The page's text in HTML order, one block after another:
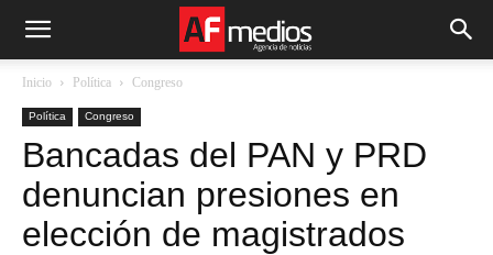
Inicio Política Congreso
Política Congreso
Bancadas del PAN y PRD
denuncian presiones en
elección de magistrados